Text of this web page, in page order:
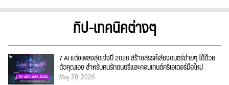
ทิป-เทคนิคต่างๆ
7 AI แต่งเพลงสุดเจ๋งปี 2026 สร้างสรรค์เสียงดนตรีง่ายๆ ได้ด้วย
ตัวคุณเอง สำหรับคนรักดนตรีและคอนเทนต์ครีเอเตอร์มือใหม่
May 28, 2026